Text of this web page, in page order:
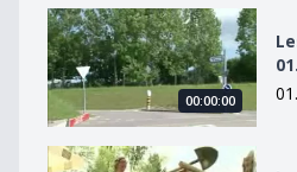
Les Nouvelles FR du 01.07.11
00:00:00
Les Nouvelles FR du 01.07.11